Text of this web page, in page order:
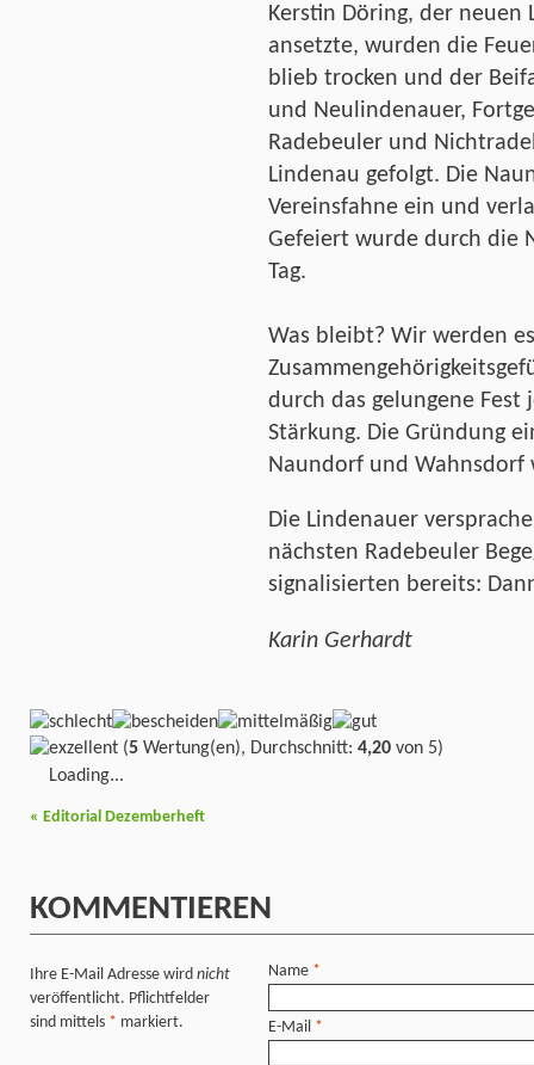
Kerstin Döring, der neuen
ansetzte, wurden die
blieb trocken und der
und Neulindenauer,
Radebeuler und
Lindenau gefolgt. Die
Vereinsfahne ein und
Gefeiert wurde durch die
Tag.
Was bleibt? Wir werden
durch das gelungene
Stärkung. Die Gründung
Naundorf und Wahnsdorf
Die Lindenauer
nächsten Radebeuler
signalisierten bereits:
Karin Gerhardt
(5 Wertung(en), Durchschnitt: 4,20 von 5)
Loading...
« Editorial Dezemberheft
KOMMENTIEREN
Ihre E-Mail Adresse wird nicht
veröffentlicht. Pflichtfelder
sind mittels * markiert.
Name *
E-Mail *